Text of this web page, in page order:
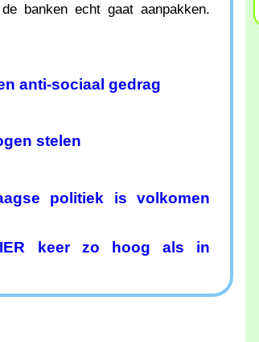
banken echt gaat aanpakken.
anti-sociaal gedrag
stelen
politiek is volkomen
keer zo hoog als in